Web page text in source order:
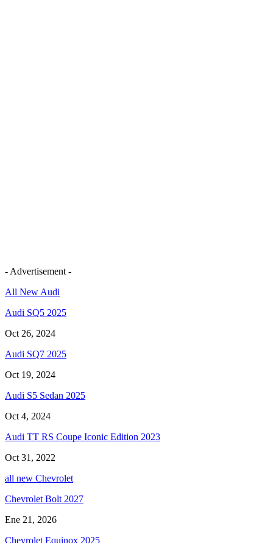
- Advertisement -
All New Audi
Audi SQ5 2025
Oct 26, 2024
Audi SQ7 2025
Oct 19, 2024
Audi S5 Sedan 2025
Oct 4, 2024
Audi TT RS Coupe Iconic Edition 2023
Oct 31, 2022
all new Chevrolet
Chevrolet Bolt 2027
Ene 21, 2026
Chevrolet Equinox 2025